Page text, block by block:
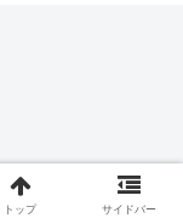
トップ サイドバー